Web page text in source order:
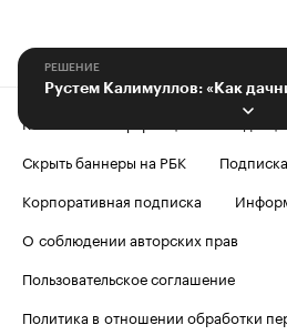
РЕШЕНИЕ
Контактная информация
Редакция
Скрыть баннеры на РБК
Корпоративная подписка
О соблюдении авторских прав
Пользовательское соглашение
Политика в отношении обработки